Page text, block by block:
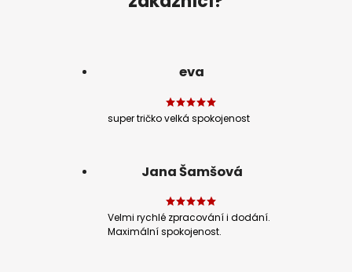
eva
super tričko velká spokojenost
Jana Šamšová
Velmi rychlé zpracování i dodání.
Maximální spokojenost.